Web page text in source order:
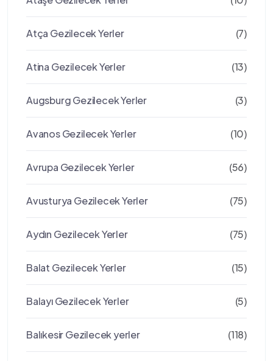
Atça Gezilecek Yerler (7)
Atina Gezilecek Yerler (13)
Augsburg Gezilecek Yerler (3)
Avanos Gezilecek Yerler (10)
Avrupa Gezilecek Yerler (56)
Avusturya Gezilecek Yerler (75)
Aydın Gezilecek Yerler (75)
Balat Gezilecek Yerler (15)
Balayı Gezilecek Yerler (5)
Balıkesir Gezilecek yerler (118)